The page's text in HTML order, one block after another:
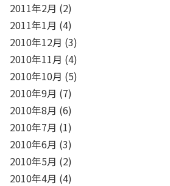
2011年2月 (2)
2011年1月 (4)
2010年12月 (3)
2010年11月 (4)
2010年10月 (5)
2010年9月 (7)
2010年8月 (6)
2010年7月 (1)
2010年6月 (3)
2010年5月 (2)
2010年4月 (4)